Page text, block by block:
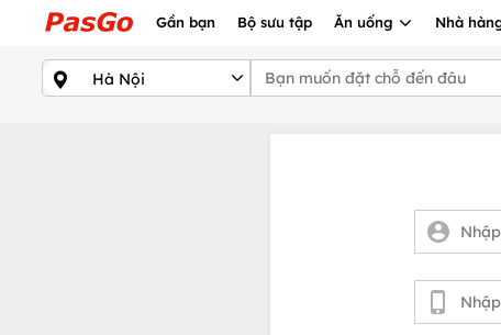
Gần bạn Bộ sưu tập Ăn uống Nhà